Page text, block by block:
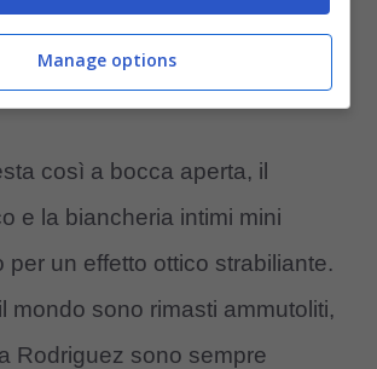
Georgina torna protagonista… (ansa foto)
così a bocca aperta, il
e la biancheria intimi mini
per un effetto ottico strabiliante.
mondo sono rimasti ammutoliti,
Rodriguez sono sempre
Manage options